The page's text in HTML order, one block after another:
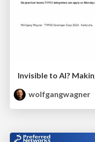
wolfgangwagner